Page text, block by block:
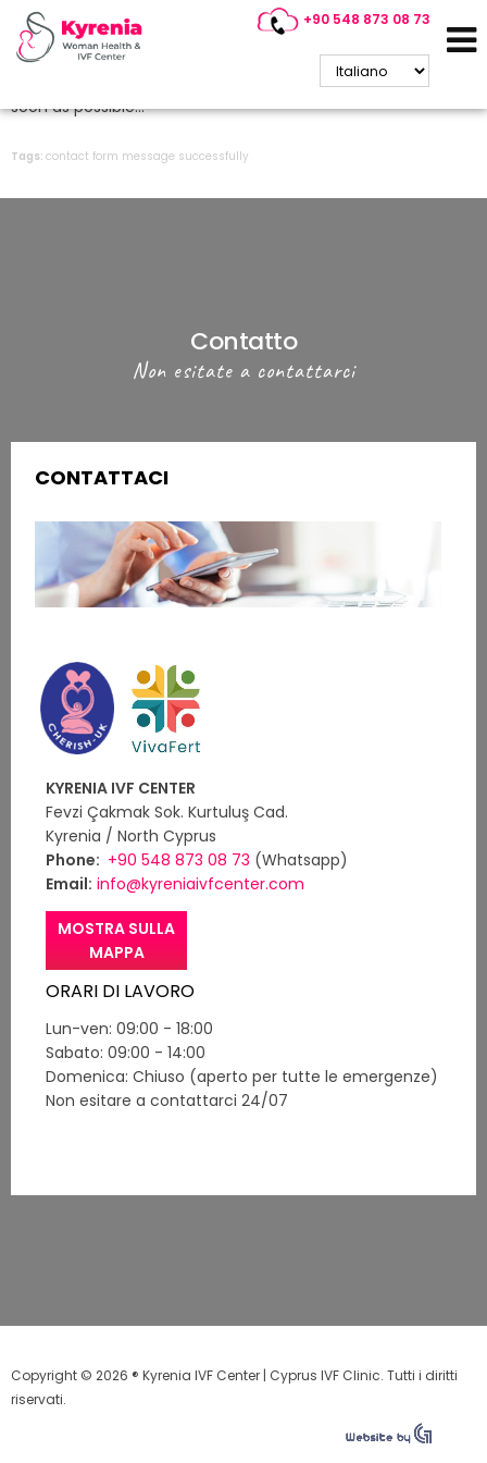
+90 548 873 08 73
Thank you!
Your message is successfully sent us. We will contact you
soon as possible...
Tags: contact form message successfully
Contatto
Non esitate a contattarci
CONTATTACI
KYRENIA IVF CENTER
Fevzi Çakmak Sok. Kurtuluş Cad.
Kyrenia / North Cyprus
Phone: +90 548 873 08 73 (Whatsapp)
Email: info@kyreniaivfcenter.com
MOSTRA SULLA
MAPPA
ORARI DI LAVORO
Lun-ven: 09:00 - 18:00
Sabato: 09:00 - 14:00
Domenica: Chiuso (aperto per tutte le emergenze)
Non esitare a contattarci 24/07
Copyright © 2026 ® Kyrenia IVF Center | Cyprus IVF Clinic. Tutti i diritti
riservati.